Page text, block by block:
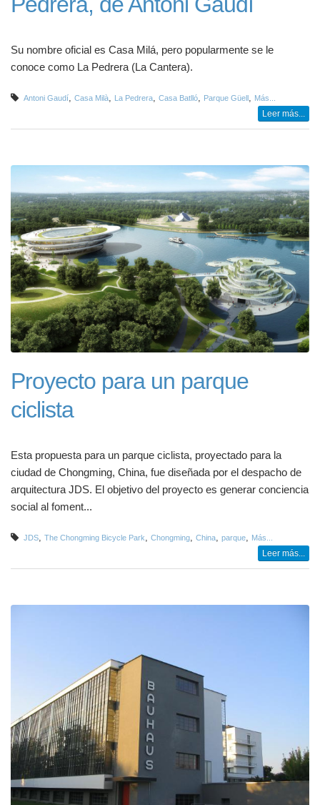
Su nombre oficial es Casa Milá, pero popularmente se le
conoce como La Pedrera (La Cantera).
Antoni Gaudí, Casa Milà, La Pedrera, Casa Batlló, Parque Güell , Más...
Leer más...
Proyecto para un parque
ciclista
Esta propuesta para un parque ciclista, proyectado para la
ciudad de Chongming, China, fue diseñada por el despacho de
arquitectura JDS. El objetivo del proyecto es generar conciencia
social al foment...
JDS The Chongming Bicycle Park Chongming China parque Más...
Leer más...